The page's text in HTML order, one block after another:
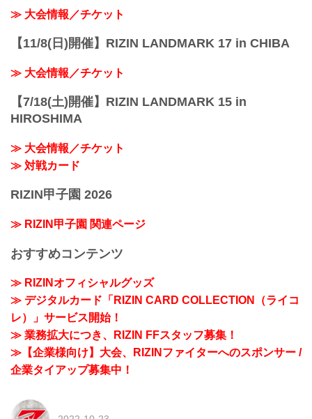
≫ 大会情報／チケット
【11/8(日)開催】RIZIN LANDMARK 17 in CHIBA
≫ 大会情報／チケット
【7/18(土)開催】RIZIN LANDMARK 15 in
HIROSHIMA
≫ 大会情報／チケット
≫ 対戦カード
RIZIN甲子園 2026
≫ RIZIN甲子園 関連ページ
おすすめコンテンツ
≫ RIZINオフィシャルグッズ
≫ デジタルカード「RIZIN CARD COLLECTION（ライコ
レ）」サービス開始！
≫ 業務拡大につき、RIZIN FFスタッフ募集！
≫【企業様向け】大会、RIZINファイターへのスポンサー /
企業タイアップ募集中！